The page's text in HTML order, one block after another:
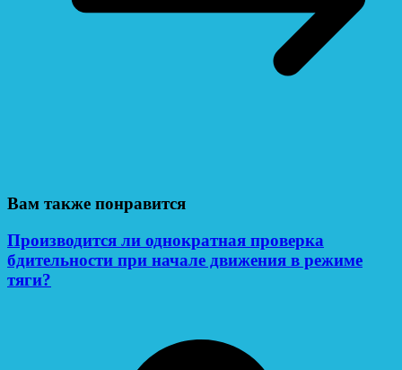
Вам также понравится
Производится ли однократная проверка
бдительности при начале движения в режиме
тяги?